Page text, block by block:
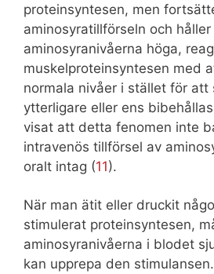
proteinsyntesen, men
aminosyratillförseln och håller
aminosyranivåerna höga,
muskelproteinsyntesen med
normala nivåer i stället för att
ytterligare eller ens
visat att detta fenomen inte
intravenös tillförsel av
oralt intag (11).
När man ätit eller druckit
stimulerat proteinsyntesen,
aminosyranivåerna i blodet
kan upprepa den